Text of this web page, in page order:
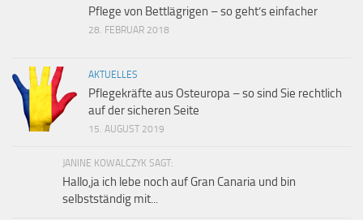
Pflege von Bettlägrigen – so geht’s einfacher
28. FEBRUAR 2018
AKTUELLES
Pflegekräfte aus Osteuropa – so sind Sie rechtlich
auf der sicheren Seite
15. AUGUST 2019
JANINE KOWALCZYK SAGT:
Hallo,ja ich lebe noch auf Gran Canaria und bin
selbstständig mit...